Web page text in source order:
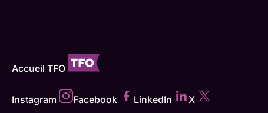
Accueil TFO
Instagram Facebook LinkedIn X